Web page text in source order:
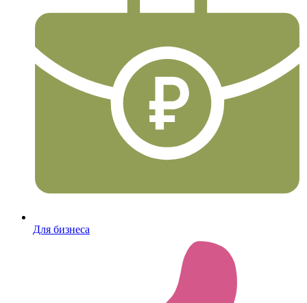
Для бизнеса